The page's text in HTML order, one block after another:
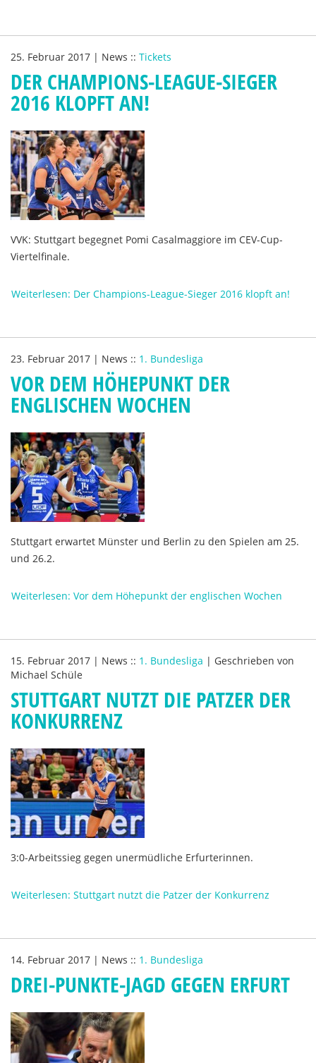
25. Februar 2017 | News :: Tickets
DER CHAMPIONS-LEAGUE-SIEGER
2016 KLOPFT AN!
VVK: Stuttgart begegnet Pomi Casalmaggiore im CEV-Cup-
Viertelfinale.
Weiterlesen: Der Champions-League-Sieger 2016 klopft an!
23. Februar 2017 | News :: 1. Bundesliga
VOR DEM HÖHEPUNKT DER
ENGLISCHEN WOCHEN
Stuttgart erwartet Münster und Berlin zu den Spielen am 25.
und 26.2.
Weiterlesen: Vor dem Höhepunkt der englischen Wochen
15. Februar 2017 | News :: 1. Bundesliga | Geschrieben von
Michael Schüle
STUTTGART NUTZT DIE PATZER DER
KONKURRENZ
3:0-Arbeitssieg gegen unermüdliche Erfurterinnen.
Weiterlesen: Stuttgart nutzt die Patzer der Konkurrenz
14. Februar 2017 | News :: 1. Bundesliga
DREI-PUNKTE-JAGD GEGEN ERFURT